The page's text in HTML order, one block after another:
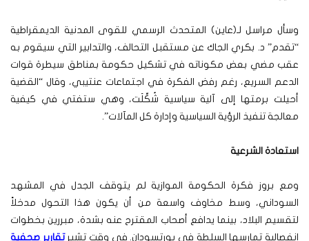
وسأل مراسل لـ(عاين) المتحدث الرسمي للقوى المدنية الديمقراطية
“تقدم” د. بكري الجاك عن مستقبل التحالف، والتدابير التي سيقوم به
عقب مضي بعض مكوناته في تشكيل حكومة بمناطق سيطرة قوات
الدعم السريع، رغم رفض الفكرة في اجتماعات عنتيبي، وقال “القضية
أحيلت برمتها إلى آلية سياسية شُكِّلَت، وهي ستفتي في كيفية
معالجة تنفيذ الرؤية السياسية وإدارة كل المآلات”.
استعادة الشرعية
ومع بروز فكرة الحكومة الموازية لم يتوقف الجدل في المشهد
السوداني، وسط مخاوف واسعة من أن يكون هذا التحول مدخلاً
لتقسيم البلاد، بينما يدافع أصحاب المقترح عنه بشدة، مبررين بخطوات
انفصالية تمارسها السلطة في بورتسودان. في وقت تشيرتقارير صحفية